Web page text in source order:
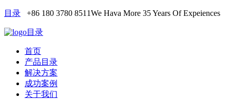
目录 +86 180 3780 8511We Hava More 35 Years Of Expeiences
目录
首页
产品目录
解决方案
成功案例
关于我们